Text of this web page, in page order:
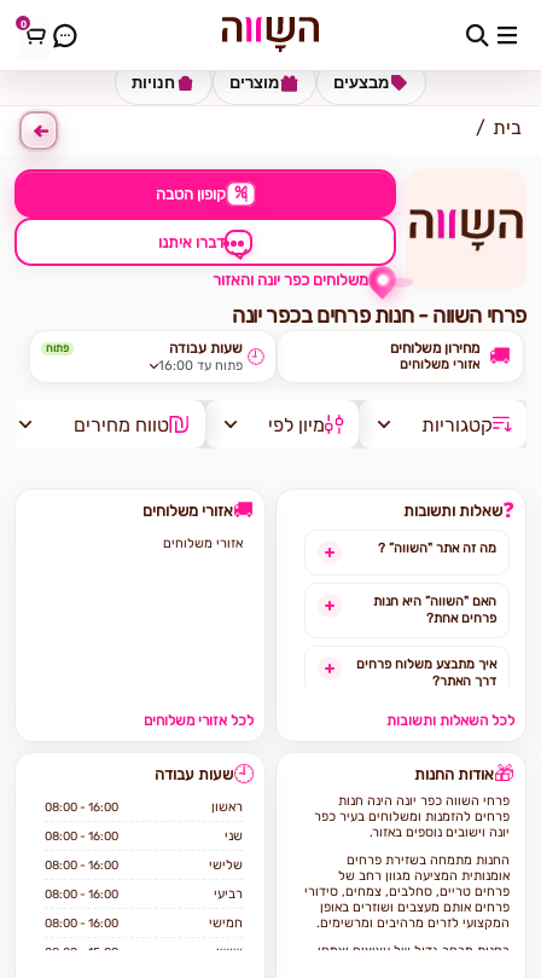
0 כתובת למשלוח הזינו כתובת
חנויות מוצרים מבצעים
בית
% קופון הטבה
דברו איתנו
משלוחים כפר יונה והאזור
פרחי השווה - חנות פרחים בכפר יונה
מחירון משלוחים
אזורי משלוחים 🚚 שעות עבודה פתוח
פתוח עד 16:00 🕘
קטגוריות מיון לפי טווח מחירים
❓שאלות ותשובות
מה זה אתר "השווה” ?
האם "השווה” היא חנות
פרחים אחת?
איך מתבצע משלוח פרחים
דרך האתר?
האם ניתן להזמין משלוח
להזמין משלוחים?
אילו מוצרים אפשר להזמין
באתר?
לכל השאלות ותשובות
🚚אזורי משלוחים
אזורי משלוחים
לכל אזורי משלוחים
🎁אודות החנות
פרחי השווה כפר יונה הינה חנות
פרחים להזמנות ומשלוחים בעיר כפר
יונה וישובים נוספים באזור.
החנות מתמחה בשזירת פרחים
אומנותית המציעה מגוון רחב של
פרחים טריים, סחלבים, צמחים, סידורי
פרחים אותם מעצבים ושוזרים באופן
המקצועי לזרים מרהיבים ומרשימים.
בחנות מבחר גדול של עציצים וצמחי
🕘שעות עבודה
ראשון 08:00 - 16:00
שני 08:00 - 16:00
שלישי 08:00 - 16:00
רביעי 08:00 - 16:00
חמישי 08:00 - 16:00
שישי 08:00 - 15:00